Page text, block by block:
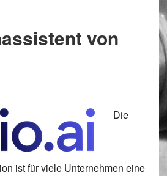
von
Die
ist für viele Unternehmen eine